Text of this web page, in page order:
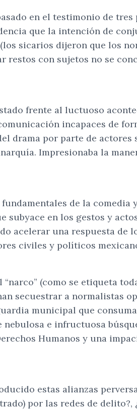
en el testimonio de
que la intención de
sicarios dijeron que los
con sujetos no se
frente al luctuoso
incapaces de
drama por parte de actores
Impresionaba la
de la comedia
en los gestos y
acelerar una respuesta de
civiles y políticos
(como se etiqueta
secuestrar a normalistas
municipal que
nebulosa e infructuosa
Humanos y una
estas alianzas
por las redes de delito?,